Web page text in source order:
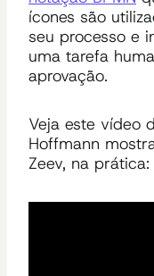
ícones são
seu processo e
uma tarefa
aprovação.
Veja este vídeo
Hoffmann
Zeev, na prática: